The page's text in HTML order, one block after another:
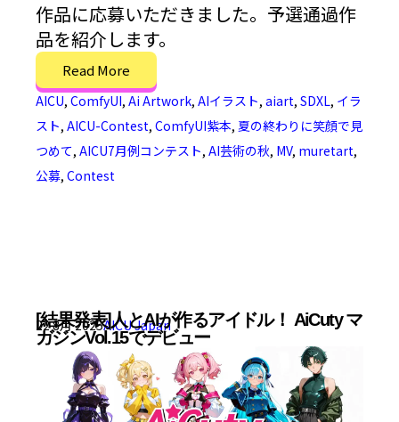
作品に応募いただきました。予選通過作
品を紹介します。
Read More
AICU, ComfyUI, Ai Artwork, AIイラスト, aiart, SDXL, イラ
スト, AICU-Contest, ComfyUI紫本, 夏の終わりに笑顔で見
つめて, AICU7月例コンテスト, AI芸術の秋, MV, muretart,
公募, Contest
[結果発表]人とAIが作るアイドル！ AiCuty マ
ガジンVol.15でデビュー
22 8月 2025AICU Japan